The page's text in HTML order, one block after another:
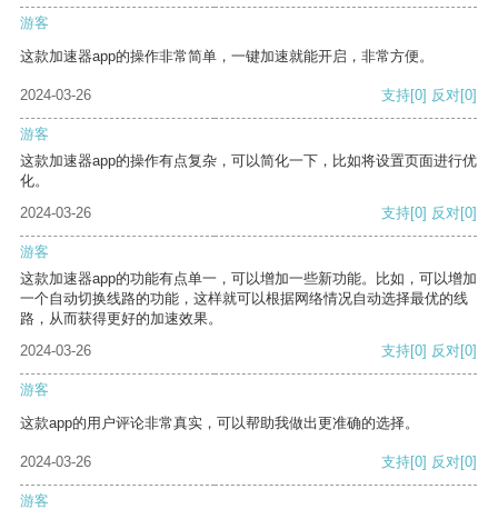
游客
这款加速器app的操作非常简单，一键加速就能开启，非常方便。
2024-03-26 支持[0] 反对[0]
游客
这款加速器app的操作有点复杂，可以简化一下，比如将设置页面进行优
化。
2024-03-26
支持[0] 反对[0]
游客
这款加速器app的功能有点单一，可以增加一些新功能。比如，可以增加
一个自动切换线路的功能，这样就可以根据网络情况自动选择最优的线
路，从而获得更好的加速效果。
2024-03-26
支持[0] 反对[0]
游客
这款app的用户评论非常真实，可以帮助我做出更准确的选择。
2024-03-26 支持[0] 反对[0]
游客